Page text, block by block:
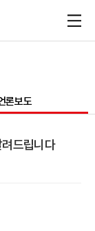
론보도
드립니다